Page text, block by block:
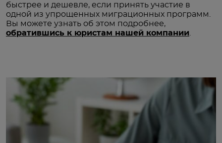
быстрее и дешевле, если принять участие в
одной из упрощенных миграционных программ.
Вы можете узнать об этом подробнее,
обратившись к юристам нашей компании